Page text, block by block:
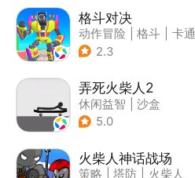
格斗对决
动作冒险 格斗
卡通
2.3
弄死火柴人2
休闲益智
沙盒
5.0
火柴人神话战场
策略 塔防
火柴人